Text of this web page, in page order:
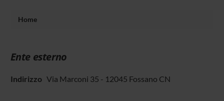
Home
Ente esterno
IndirizzoVia Marconi 35 - 12045 Fossano CN